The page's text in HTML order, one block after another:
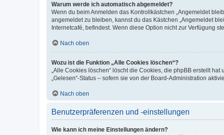
Warum werde ich automatisch abgemeldet?
Wenn du beim Anmelden das Kontrollkästchen „Angemeldet
angemeldet zu bleiben, kannst du das Kästchen „Angemeldet
Internetcafé, befindest. Wenn diese Option nicht zur Verfügung
Nach oben
Wozu ist die Funktion „Alle Cookies löschen“?
„Alle Cookies löschen“ löscht die Cookies, die phpBB erstellt
„Gelesen“-Status – sofern sie von der Board-Administration
Nach oben
Benutzerpräferenzen und -einstellungen
Wie kann ich meine Einstellungen ändern?